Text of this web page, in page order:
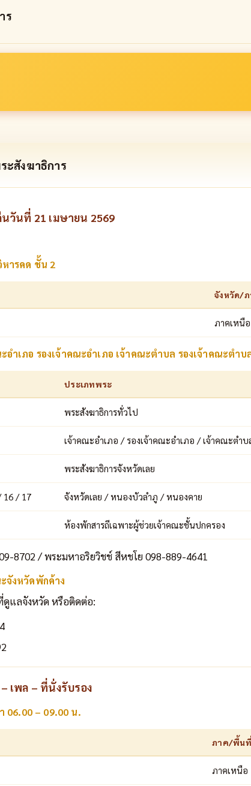
ร
ะสังฆาธิการ
วันที่ 21 เมษายน 2569
ารคด ชั้น 2
จังหวัด/
ภาคเหนือ
อำเภอ รองเจ้าคณะอำเภอ เจ้าคณะตำบล รองเจ้าคณะตำบ
ประเภทพระ
พระสังฆาธิการทั่วไป
เจ้าคณะอำเภอ / รองเจ้าคณะอำเภอ / เจ้าคณะตำ
พระสังฆาธิการจังหวัดเลย
16 / 17 จังหวัดเลย / หนองบัวลำภู / หนองคาย
ห้องพักสารถีเฉพาะผู้ช่วยเจ้าคณะชั้นปกครอง
8702 / พระมหาอริยวิชช์ สีหชโย 098-889-4641
จังหวัดพักค้าง
แลจังหวัด หรือติดต่อ:
เพล – ที่นั่งรับรอง
06.00 – 09.00 น.
ภาค/พื้นที่
ภาคเหนือ